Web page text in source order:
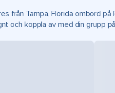
från Tampa, Florida ombord på
och koppla av med din grupp